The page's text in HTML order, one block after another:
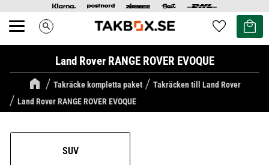
Meny search Favoriter
Kundvagn
Land Rover RANGE ROVER EVOQUE
Takräcke kompletta paket
Takräcken till Land Rover
Land Rover RANGE ROVER EVOQUE
SUV